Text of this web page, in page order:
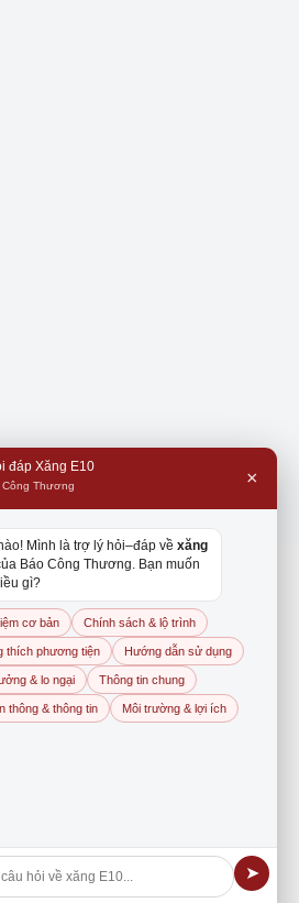
dẫn nguồn.
đáp Xăng E10
Công Thương ×
Mình là trợ lý hỏi–đáp về xăng
Báo Công Thương. Bạn muốn
gì?
cơ bản Chính sách & lộ trình
thích phương tiện Hướng dẫn sử dụng
& lo ngại Thông tin chung
thông & thông tin Môi trường & lợi ích
➤